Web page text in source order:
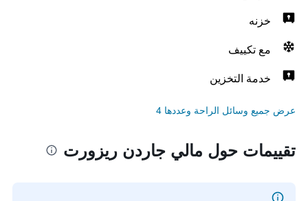
خزنه
مع تكييف
خدمة التخزين
عرض جميع وسائل الراحة وعددها 4
تقييمات حول مالي جاردن ريزورت